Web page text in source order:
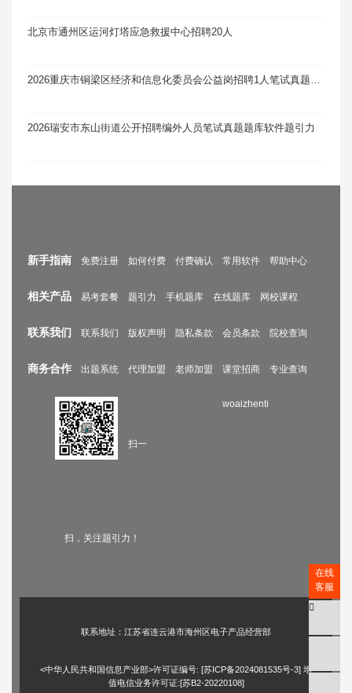
北京市通州区运河灯塔应急救援中心招聘20人
2026瑞安市东山街道公开招聘编外人员笔试真题题库软件题引力
新手指南 免费注册 如何付费 付费确认 常用软件 帮助中心
相关产品 易考套餐 题引力 手机题库 在线题库 网校课程
联系我们 联系我们 版权声明 隐私条款 会员条款 院校查询
商务合作 出题系统 代理加盟 老师加盟 课堂招商 专业查询
扫一
扫，关注题引力！
woaizhenti
联系地址：江苏省连云港市海州区电子产品经营部
<中华人民共和国信息产业部>许可证编号: [苏ICP备2024081535号-3] 增
值电信业务许可证:[苏B2-20220108]
在线
客服